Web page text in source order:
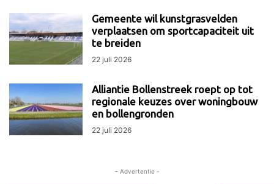
Gemeente wil kunstgrasvelden
verplaatsen om sportcapaciteit uit
te breiden
22 juli 2026
Alliantie Bollenstreek roept op tot
regionale keuzes over woningbouw
en bollengronden
22 juli 2026
- Advertentie -